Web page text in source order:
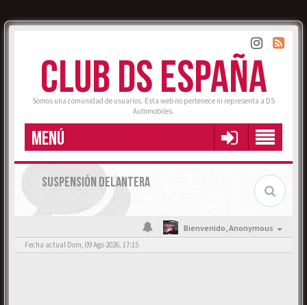
CLUB DS ESPAÑA
Somos una comunidad de usuarios. Esta web no pertenece ni representa a DS
Automobiles.
MENÚ
SUSPENSIÓN DELANTERA
Bienvenido,Anonymous
Fecha actual Dom, 09 Ago 2026, 17:15